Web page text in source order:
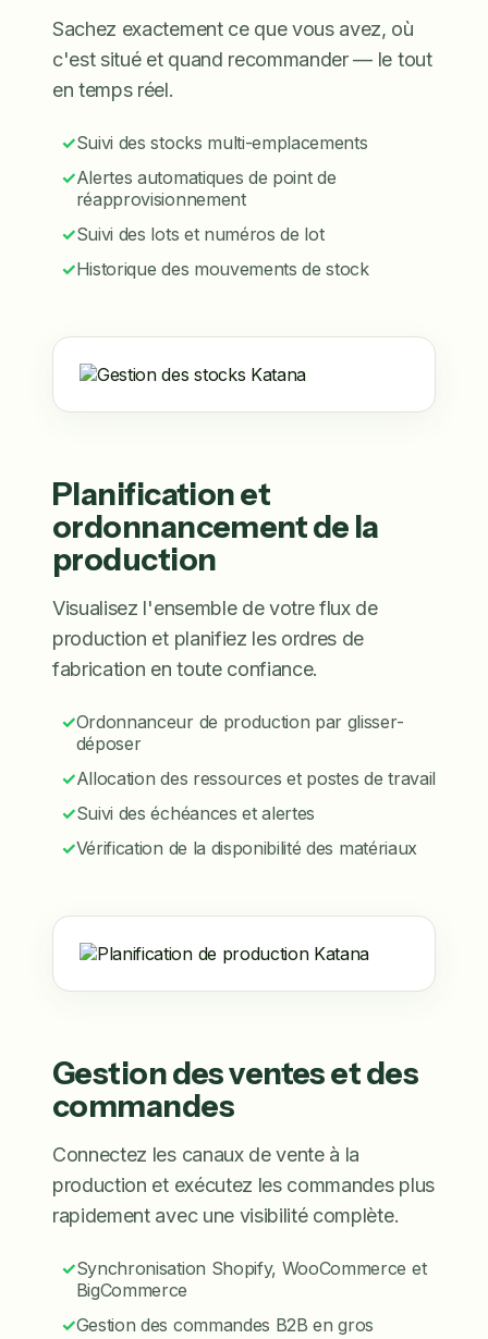
Sachez exactement ce que vous avez, où
c'est situé et quand recommander — le tout
en temps réel.
✓Suivi des stocks multi-emplacements
✓Alertes automatiques de point de
réapprovisionnement
✓Suivi des lots et numéros de lot
✓Historique des mouvements de stock
Planification et
ordonnancement de la
production
Visualisez l'ensemble de votre flux de
production et planifiez les ordres de
fabrication en toute confiance.
✓Ordonnanceur de production par glisser-
déposer
✓Allocation des ressources et postes de travail
✓Suivi des échéances et alertes
✓Vérification de la disponibilité des matériaux
Gestion des ventes et des
commandes
Connectez les canaux de vente à la
production et exécutez les commandes plus
rapidement avec une visibilité complète.
✓Synchronisation Shopify, WooCommerce et
BigCommerce
✓Gestion des commandes B2B en gros